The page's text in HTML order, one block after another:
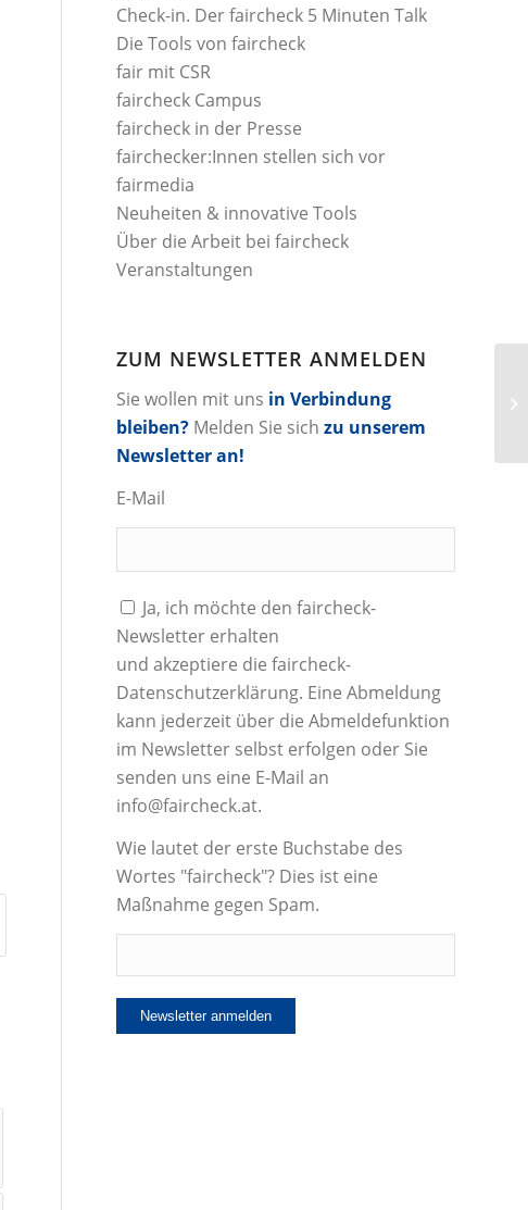
Check-in. Der faircheck 5 Minuten Talk
Die Tools von faircheck
fair mit CSR
faircheck Campus
faircheck in der Presse
fairchecker:Innen stellen sich vor
fairmedia
Neuheiten & innovative Tools
Über die Arbeit bei faircheck
Veranstaltungen
ZUM NEWSLETTER ANMELDEN
Sie wollen mit uns in Verbindung
bleiben? Melden Sie sich zu unserem
Newsletter an!
E-Mail
Ja, ich möchte den faircheck-
Newsletter erhalten
und akzeptiere die faircheck-
Datenschutzerklärung. Eine Abmeldung
kann jederzeit über die Abmeldefunktion
im Newsletter selbst erfolgen oder Sie
senden uns eine E-Mail an
info@faircheck.at.
Wie lautet der erste Buchstabe des
Wortes "faircheck"? Dies ist eine
Maßnahme gegen Spam.